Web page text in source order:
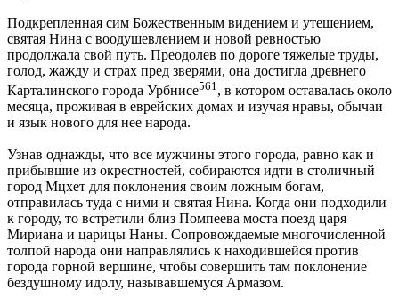
Подкрепленная сим Божественным видением и утешением,
святая Нина с воодушевлением и новой ревностью
продолжала свой путь. Преодолев по дороге тяжелые труды,
голод, жажду и страх пред зверями, она достигла древнего
Карталинского города Урбнисе561, в котором оставалась около
месяца, проживая в еврейских домах и изучая нравы, обычаи
и язык нового для нее народа.
Узнав однажды, что все мужчины этого города, равно как и
прибывшие из окрестностей, собираются идти в столичный
город Мцхет для поклонения своим ложным богам,
отправилась туда с ними и святая Нина. Когда они подходили
к городу, то встретили близ Помпеева моста поезд царя
Мириана и царицы Наны. Сопровождаемые многочисленной
толпой народа они направлялись к находившейся против
города горной вершине, чтобы совершить там поклонение
бездушному идолу, называвшемуся Армазом.